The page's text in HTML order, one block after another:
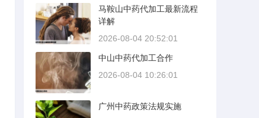
马鞍山中药代加工最新流程
详解
2026-08-04 20:52:01
中山中药代加工合作
2026-08-04 10:26:01
广州中药政策法规实施